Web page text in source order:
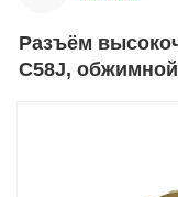
Разъём высокочастотный RUICHI RP-SMA-
C58J, обжимной